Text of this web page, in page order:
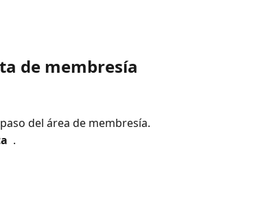
de membresía
del área de membresía.
.